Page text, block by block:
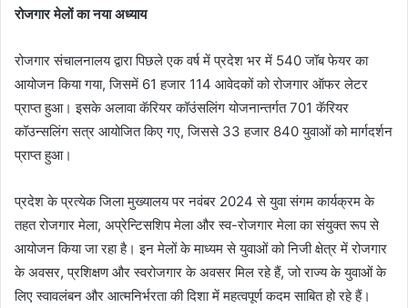
रोजगार मेलों का नया अध्याय
रोजगार संचालनालय द्वारा पिछले एक वर्ष में प्रदेश भर में 540 जॉब फेयर का
आयोजन किया गया, जिसमें 61 हजार 114 आवेदकों को रोजगार ऑफर लेटर
प्राप्त हुआ। इसके अलावा कॅरियर कॉउंसलिंग योजनान्तर्गत 701 कॅरियर
कॉउन्सलिंग सत्र आयोजित किए गए, जिससे 33 हजार 840 युवाओं को मार्गदर्शन
प्राप्त हुआ।
प्रदेश के प्रत्येक जिला मुख्यालय पर नवंबर 2024 से युवा संगम कार्यक्रम के
तहत रोजगार मेला, अप्रेन्टिसशिप मेला और स्व-रोजगार मेला का संयुक्त रूप से
आयोजन किया जा रहा है। इन मेलों के माध्यम से युवाओं को निजी क्षेत्र में रोजगार
के अवसर, प्रशिक्षण और स्वरोजगार के अवसर मिल रहे हैं, जो राज्य के युवाओं के
लिए स्वावलंबन और आत्मनिर्भरता की दिशा में महत्वपूर्ण कदम साबित हो रहे हैं।